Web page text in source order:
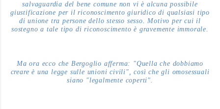
salvaguardia del bene comune non vi è alcuna possibile
giustificazione per il riconoscimento giuridico di qualsiasi tipo
di unione tra persone dello stesso sesso. Motivo per cui il
sostegno a tale tipo di riconoscimento è gravemente immorale.
Ma ora ecco che Bergoglio afferma: "Quella che dobbiamo
creare è una legge sulle unioni civili", così che gli omosessuali
siano "legalmente coperti".